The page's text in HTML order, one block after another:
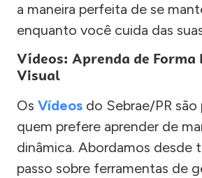
a maneira perfeita de se
enquanto você cuida das
Vídeos: Aprenda de Forma
Visual
Os Vídeos do Sebrae/PR são
quem prefere aprender de
dinâmica. Abordamos desde
passo sobre ferramentas de